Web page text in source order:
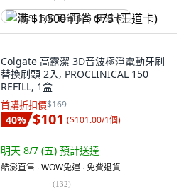
满 $1,500 再省 $75 (王道卡)
Colgate 高露潔 3D音波極淨電動牙刷
替換刷頭 2入, PROCLINICAL 150
REFILL, 1盒
首購折扣價$169
40% $101 ($101.00/1個)
明天 8/7 (五) 預計送達
酷澎直售 ∙ WOW免運 ∙ 免費退貨
(132)